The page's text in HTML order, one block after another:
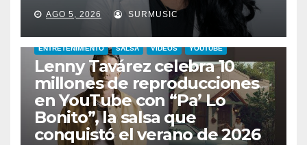
AGO 5, 2026 SURMUSIC
ENTRETENIMIENTO SALSA VIDEOS YOUTUBE
Lenny Tavárez celebra 10
millones de reproducciones
en YouTube con “Pa’ Lo
Bonito”, la salsa que
conquistó el verano de 2026
CABIMAS ENTRETENIMIENTO TALENTO ZULIANO